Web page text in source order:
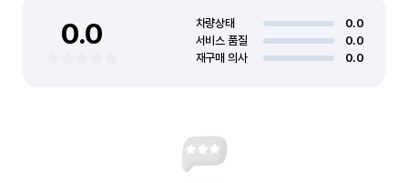
0.0 차량상태
0.0
서비스 품질
0.0
재구매 의사
0.0